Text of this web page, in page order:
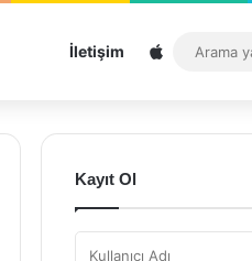
İletişim Sitemap
Kayıt Ol